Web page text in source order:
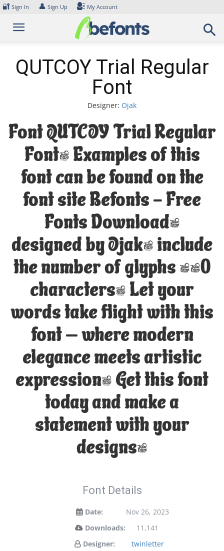
Skip
content
🔐 Sign In 👤 Sign Up My Account
QUTCOY Trial Regular
Font
Designer: Ojak
Font QUTCOY Trial Regular
Font. Examples of this
font can be found on the
font site Befonts – Free
Fonts Download,
designed by Ojak, include
the number of glyphs 390
characters. Let your
words take flight with this
font — where modern
elegance meets artistic
expression. Get this font
today and make a
statement with your
designs!
Font Details
Date:
Nov 26, 2023
Downloads:
11,141
Designer:
twinletter